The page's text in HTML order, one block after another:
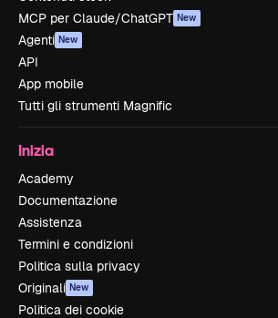
MCP per Claude/ChatGPT New
Agenti New
API
App mobile
Tutti gli strumenti Magnific
Inizia
Academy
Documentazione
Assistenza
Termini e condizioni
Politica sulla privacy
Originali New
Politica dei cookie